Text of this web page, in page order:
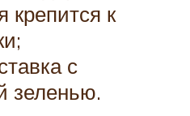
крепится к
с
зеленью.